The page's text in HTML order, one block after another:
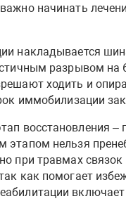
начинать
накладывается
разрывом на
ходить и
иммобилизации
восстановления –
этапом нельзя
при травмах
как помогает